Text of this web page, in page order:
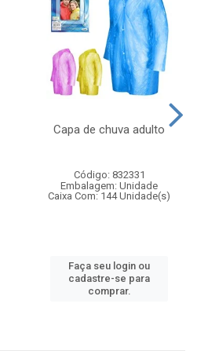
Capa de chuva adulto
Código: 832331
Embalagem: Unidade
Caixa Com: 144 Unidade(s)
Faça seu login ou
cadastre-se para
comprar.